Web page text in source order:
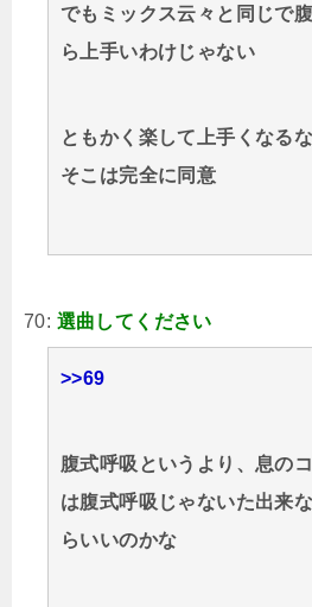
でもミックス云々と同じで
ら上手いわけじゃない
ともかく楽して上手くなる
そこは完全に同意
70: 選曲してください
>>69
腹式呼吸というより、息の
は腹式呼吸じゃないた出来
らいいのかな